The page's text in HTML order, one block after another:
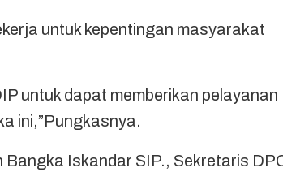
untuk kepentingan masyarakat
untuk dapat memberikan pelayanan
ini,”Pungkasnya.
Iskandar SIP., Sekretaris